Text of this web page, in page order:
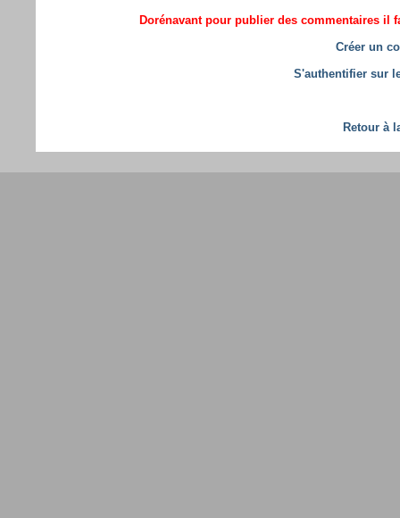
Dorénavant pour publier des commentaires il
Créer un
S'authentifier sur
Retour à